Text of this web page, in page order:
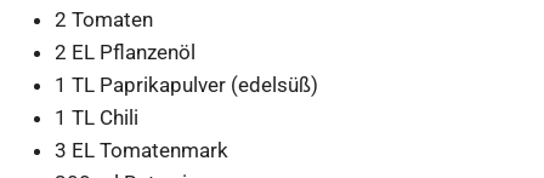
2 Tomaten
2 EL Pflanzenöl
1 TL Paprikapulver (edelsüß)
1 TL Chili
3 EL Tomatenmark